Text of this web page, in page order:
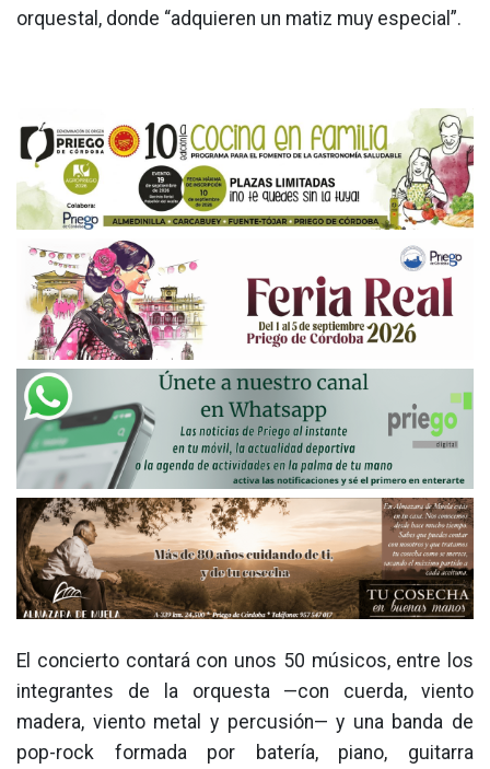
orquestal, donde “adquieren un matiz muy especial”.
El concierto contará con unos 50 músicos, entre los
integrantes de la orquesta —con cuerda, viento
madera, viento metal y percusión— y una banda de
pop-rock formada por batería, piano, guitarra